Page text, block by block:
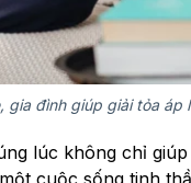
gia đình giúp giải tỏa
lúc không chỉ